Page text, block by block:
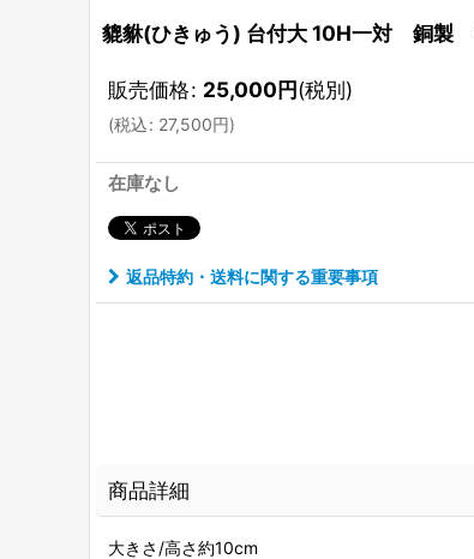
貔貅(ひきゅう) 台付大 10H一対 銅製
販売価格: 25,000円(税別)
(税込: 27,500円)
在庫なし
返品特約・送料に関する重要事項
商品詳細
大きさ/高さ約10cm